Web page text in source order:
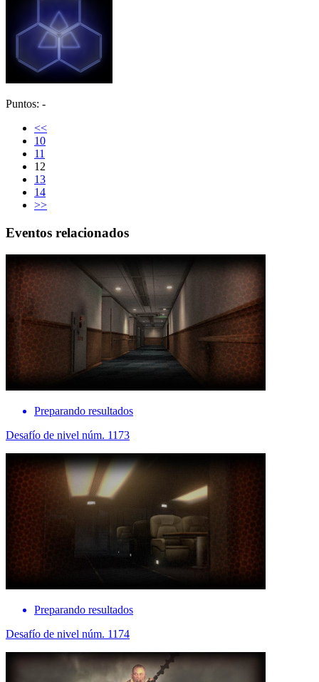
Puntos: -
<<
10
11
12
13
14
>>
Eventos relacionados
Preparando resultados
Desafío de nivel núm. 1173
Preparando resultados
Desafío de nivel núm. 1174